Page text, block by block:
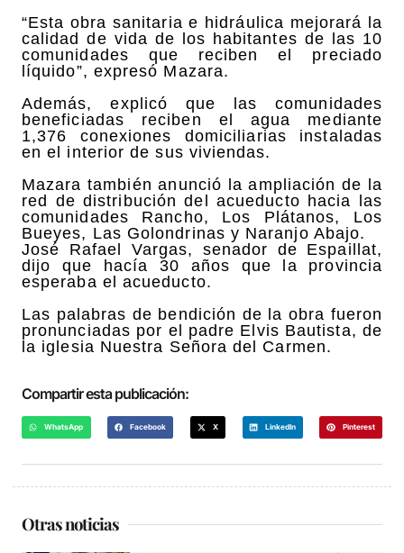
“Esta obra sanitaria e hidráulica mejorará la
calidad de vida de los habitantes de las 10
comunidades que reciben el preciado
líquido”, expresó Mazara.
Además, explicó que las comunidades
beneficiadas reciben el agua mediante
1,376 conexiones domiciliarias instaladas
en el interior de sus viviendas.
Mazara también anunció la ampliación de la
red de distribución del acueducto hacia las
comunidades Rancho, Los Plátanos, Los
Bueyes, Las Golondrinas y Naranjo Abajo.
José Rafael Vargas, senador de Espaillat,
dijo que hacía 30 años que la provincia
esperaba el acueducto.
Las palabras de bendición de la obra fueron
pronunciadas por el padre Elvis Bautista, de
la iglesia Nuestra Señora del Carmen.
Compartir esta publicación:
WhatsApp Facebook X LinkedIn Pinterest
Otras noticias